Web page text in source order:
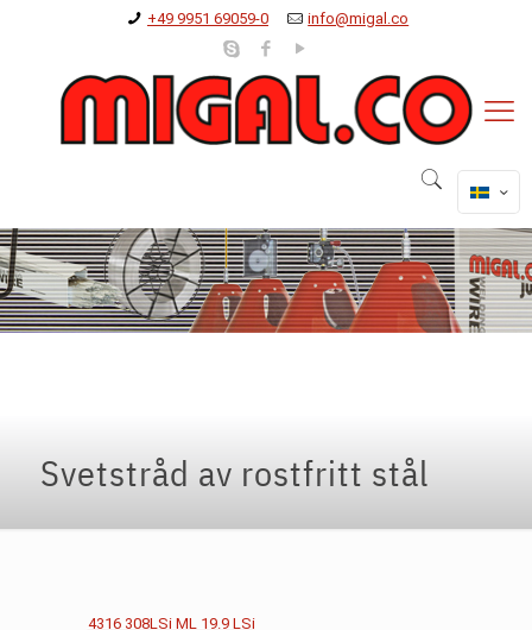
+49 9951 69059-0 info@migal.co
Svetstråd av rostfritt stål
4316 308LSi ML 19.9 LSi